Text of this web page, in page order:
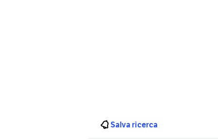
Salva ricerca